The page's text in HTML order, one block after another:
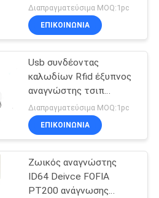
Διαπραγματεύσιμα MOQ:1pc
ΕΠΙΚΟΙΝΩΝΙΑ
Usb συνδέοντας
καλωδίων Rfid έξυπνος
αναγνώστης τσιπ
αναγνωστών ζωικός
Διαπραγματεύσιμα MOQ:1pc
ΕΠΙΚΟΙΝΩΝΙΑ
Ζωικός αναγνώστης
ID64 Deivce FOFIA
PT200 ανάγνωσης